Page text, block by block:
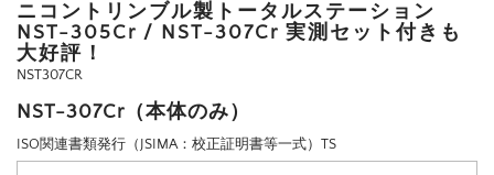
ニコントリンブル製トータルステーション
NST-305Cr / NST-307Cr 実測セット付きも
大好評！
NST307CR
NST-307Cr（本体のみ）
ISO関連書類発行（JSIMA：校正証明書等一式）TS